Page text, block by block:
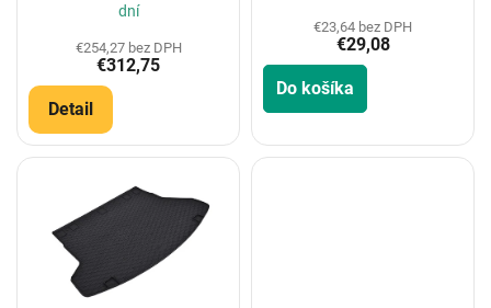
dní
€254,27 bez DPH
€312,75
Detail
€23,64 bez DPH
€29,08
Do košíka